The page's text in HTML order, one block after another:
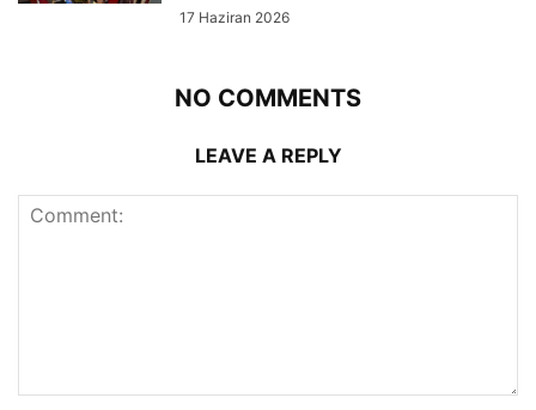
17 Haziran 2026
NO COMMENTS
LEAVE A REPLY